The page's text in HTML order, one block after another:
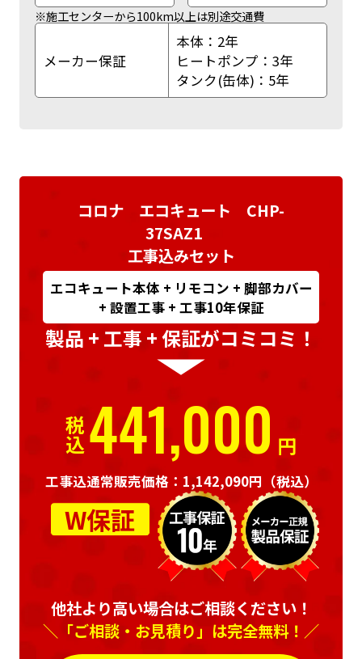
※施工センターから100km以上は別途交通費
メーカー保証
本体：2年
ヒートポンプ：3年
タンク(缶体)：5年
コロナ エコキュート CHP-
37SAZ1
工事込みセット
エコキュート本体 + リモコン + 脚部カバー
+ 設置工事 + 工事10年保証
製品 + 工事 + 保証がコミコミ！
W保証
税込441,000 円
工事込通常販売価格：1,142,090円 （税込）
他社より高い場合はご相談ください！
＼「ご相談・お見積り」は完全無料！／